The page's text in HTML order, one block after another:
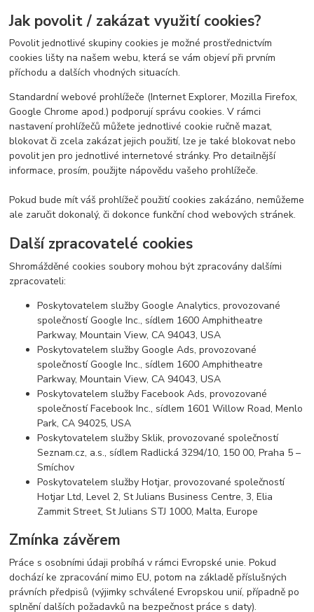
Jak povolit / zakázat využití cookies?
Povolit jednotlivé skupiny cookies je možné prostřednictvím
cookies lišty na našem webu, která se vám objeví při prvním
příchodu a dalších vhodných situacích.
Standardní webové prohlížeče (Internet Explorer, Mozilla Firefox,
Google Chrome apod.) podporují správu cookies. V rámci
nastavení prohlížečů můžete jednotlivé cookie ručně mazat,
blokovat či zcela zakázat jejich použití, lze je také blokovat nebo
povolit jen pro jednotlivé internetové stránky. Pro detailnější
informace, prosím, použijte nápovědu vašeho prohlížeče.
Pokud bude mít váš prohlížeč použití cookies zakázáno, nemůžeme
ale zaručit dokonalý, či dokonce funkční chod webových stránek.
Další zpracovatelé cookies
Shromážděné cookies soubory mohou být zpracovány dalšími
zpracovateli:
Poskytovatelem služby Google Analytics, provozované
společností Google Inc., sídlem 1600 Amphitheatre
Parkway, Mountain View, CA 94043, USA
Poskytovatelem služby Google Ads, provozované
společností Google Inc., sídlem 1600 Amphitheatre
Parkway, Mountain View, CA 94043, USA
Poskytovatelem služby Facebook Ads, provozované
společností Facebook Inc., sídlem 1601 Willow Road, Menlo
Park, CA 94025, USA
Poskytovatelem služby Sklik, provozované společností
Seznam.cz, a.s., sídlem Radlická 3294/10, 150 00, Praha 5 –
Smíchov
Poskytovatelem služby Hotjar, provozované společností
Hotjar Ltd, Level 2, St Julians Business Centre, 3, Elia
Zammit Street, St Julians STJ 1000, Malta, Europe
Zmínka závěrem
Práce s osobními údaji probíhá v rámci Evropské unie. Pokud
dochází ke zpracování mimo EU, potom na základě příslušných
právních předpisů (výjimky schválené Evropskou unií, případně po
splnění dalších požadavků na bezpečnost práce s daty).